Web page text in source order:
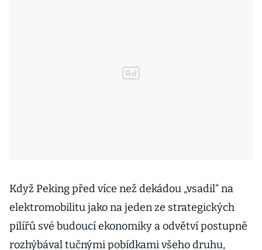
Když Peking před více než dekádou „vsadil“ na
elektromobilitu jako na jeden ze strategických
pilířů své budoucí ekonomiky a odvětví postupně
rozhýbával tučnými pobídkami všeho druhu,